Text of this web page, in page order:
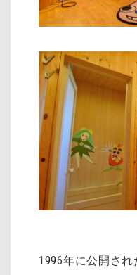
1996年に公開さ